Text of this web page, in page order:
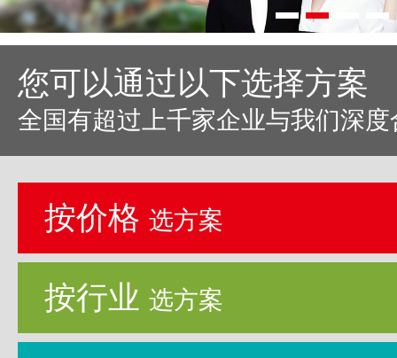
您可以通过以下选择方案
全国有超过上千家企业与我们深度
按价格 选方案
按行业 选方案